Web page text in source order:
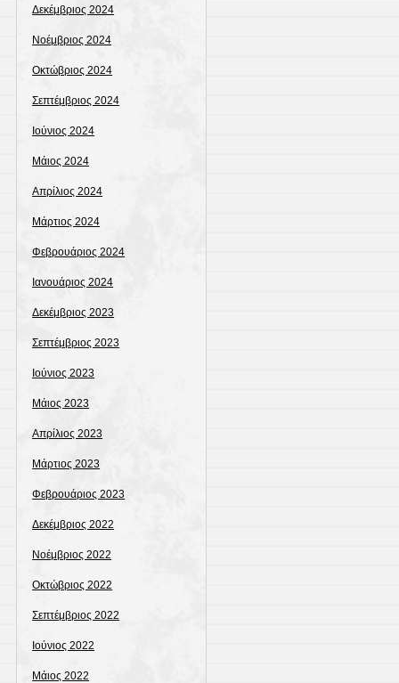
Δεκέμβριος 2024
Νοέμβριος 2024
Οκτώβριος 2024
Σεπτέμβριος 2024
Ιούνιος 2024
Μάιος 2024
Απρίλιος 2024
Μάρτιος 2024
Φεβρουάριος 2024
Ιανουάριος 2024
Δεκέμβριος 2023
Σεπτέμβριος 2023
Ιούνιος 2023
Μάιος 2023
Απρίλιος 2023
Μάρτιος 2023
Φεβρουάριος 2023
Δεκέμβριος 2022
Νοέμβριος 2022
Οκτώβριος 2022
Σεπτέμβριος 2022
Ιούνιος 2022
Μάιος 2022